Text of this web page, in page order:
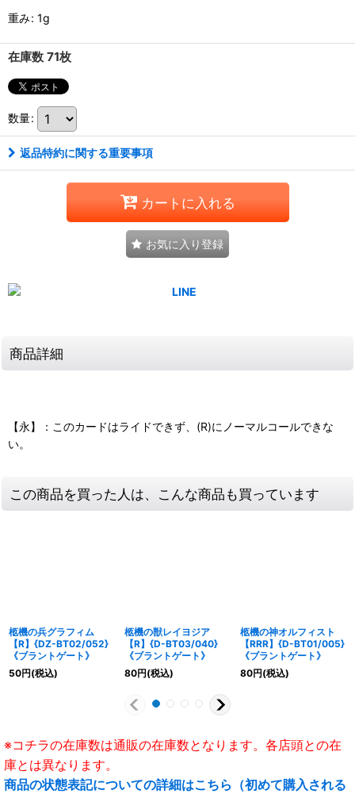
重み: 1g
在庫数 71枚
数量:
返品特約に関する重要事項
カートに入れる
お気に入り登録
商品詳細
【永】：このカードはライドできず、(R)にノーマルコールできな
い。
この商品を買った人は、こんな商品も買っています
柩機の兵グラフィム
【R】{DZ-BT02/052}
《ブラントゲート》
50円(税込)
柩機の獣レイヨジア
【R】{D-BT03/040}
《ブラントゲート》
80円(税込)
柩機の神オルフィスト
【RRR】{D-BT01/005}
《ブラントゲート》
80円(税込)
※コチラの在庫数は通販の在庫数となります。各店頭との在
庫とは異なります。
商品の状態表記についての詳細はこちら（初めて購入される